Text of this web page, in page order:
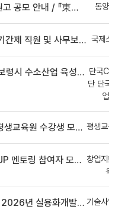
Call for Papers : The Oriental Studies, the 105th Issue 동양
원 및 사무보조원 채용 공고 국제스
성을 위한 기업 지원사업 모집공고
단국C-
단 단국
업
육원 수강생 모집안내 평생교육
참여자 모집(~7월 29일)
창업지원
육
원(Grant) 과제 공고_~8/14(금)까지
기술사업